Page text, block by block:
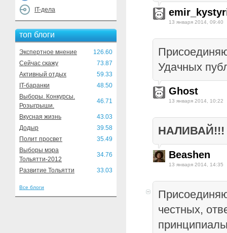
IT-дела
топ блоги
Экспертное мнение
126.60
Сейчас скажу
73.87
Активный отдых
59.33
IT-баранки
48.50
Выборы. Конкурсы.
Розыгрыши.
46.71
Вкусная жизнь
43.03
Додыр
39.58
Полит просвет
35.49
Выборы мэра
Тольятти-2012
34.76
Развитие Тольятти 33.03
Все блоги
13 января 2014, 09:40
Удачных
Ghost
13 января 2014, 10:22
НАЛИВАЙ!!!
Beashen
13 января 2014, 14:35
честных,